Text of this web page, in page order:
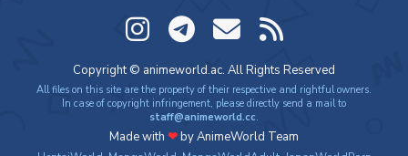
Copyright © animeworld.ac. All Rights Reserved
All files on this site are the property of their respective and rightful owners.
In case of copyright infringement, please directly send a mail to
staff@animeworld.cc.
Made with ❤by AnimeWorld Team